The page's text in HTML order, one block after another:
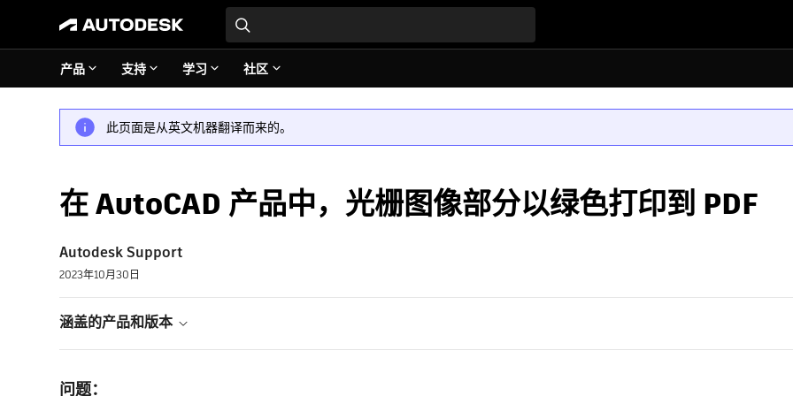
产品 支持 学习 社区
此页面是从英文机器翻译而来的。
在 AutoCAD 产品中，光栅图像部分以绿色打印到 PDF
Autodesk Support
2023年10月30日
涵盖的产品和版本
问题：